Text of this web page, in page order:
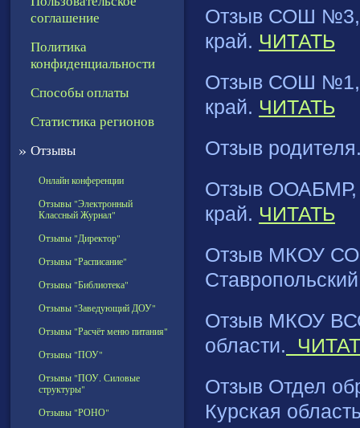
Отзыв СОШ №3,
край. ЧИТАТЬ
Отзыв СОШ №1,
край. ЧИТАТЬ
Отзыв
Отзыв ООАБМР,
край. ЧИТАТЬ
Отзыв МКОУ
Отзыв МКОУ
области.
Отзыв Отдел
Курская
соглашение
Политика
конфиденциальности
Способы оплаты
Статистика регионов
» Отзывы
Онлайн конференции
Отзывы "Электронный
Классный Журнал"
Отзывы "Директор"
Отзывы "Расписание"
Отзывы "Библиотека"
Отзывы "Заведующий ДОУ"
Отзывы "Расчёт меню питания"
Отзывы "ПОУ"
Отзывы "ПОУ. Силовые
структуры"
Отзывы "РОНО"